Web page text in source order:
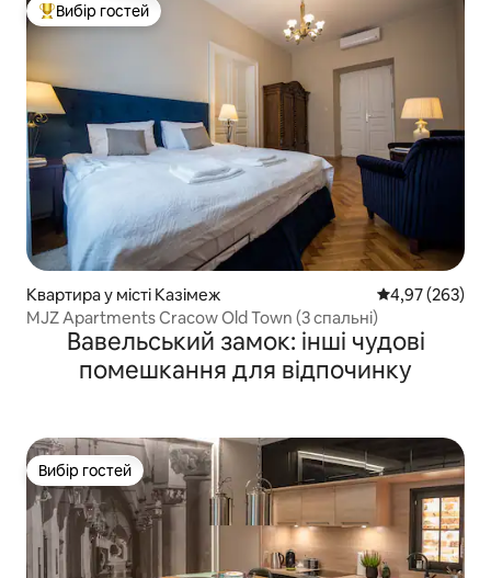
Топ вибір гостей
Вибір гостей
Квартира у місті Казімеж Середня
4,97 (263)
MJZ Apartments Cracow Old Town (3 спальні)
Вавельський замок: інші чудові
помешкання для відпочинку
Вибір гостей
Вибір гостей